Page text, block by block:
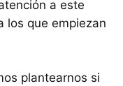
a este
los que empiezan
plantearnos si